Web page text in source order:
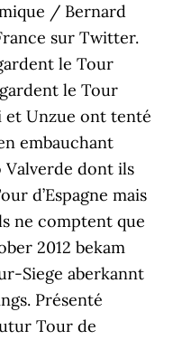
/ Bernard
sur Twitter.
le Tour
le Tour
et Unzue ont tenté
embauchant
Valverde dont ils
d’Espagne mais
ne comptent que
2012 bekam
Siege aberkannt
Présenté
Tour de